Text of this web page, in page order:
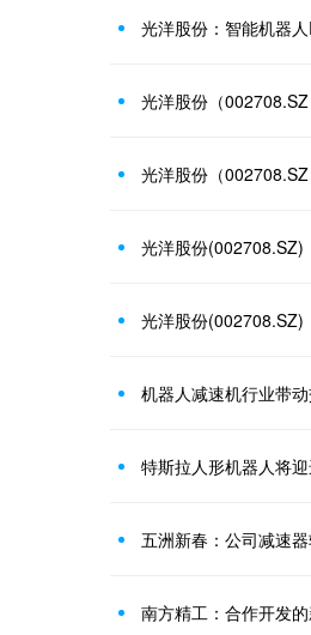
机器人减速机行业带
特斯拉人形机器人将
五洲新春：公司减速
南方精工：合作开发